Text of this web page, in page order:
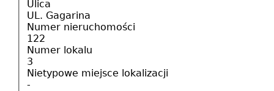
Ulica
UL. Gagarina
Numer nieruchomości
122
Numer lokalu
3
Nietypowe miejsce lokalizacji
-